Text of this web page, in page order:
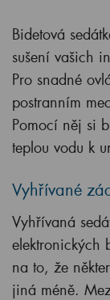
Bidetová
sušení vašich
Pro snadné
postranním
Pomocí něj si
teplou vodu k
Vyhřívané
Vyhřívaná
elektronických
na to, že
jiná méně.